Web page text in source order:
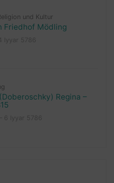
und Kultur
Friedhof Mödling
Regina –